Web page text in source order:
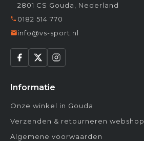
2801 CS Gouda, Nederland
0182 514 770
info@vs-sport.nl
Informatie
Onze winkel in Gouda
Verzenden & retourneren webshop
Algemene voorwaarden